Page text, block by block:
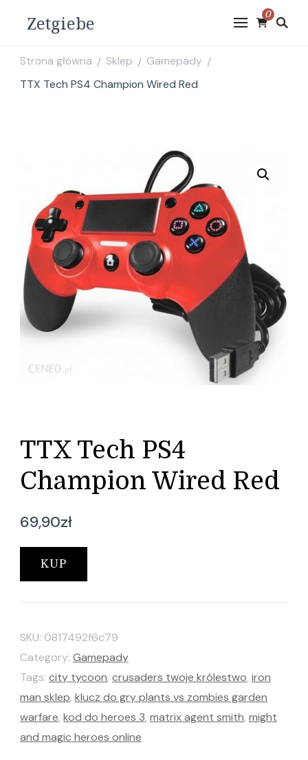
Zetgiebe 0
Strona główna / Sklep / Gamepady /
TTX Tech PS4 Champion Wired Red
TTX Tech PS4
Champion Wired Red
69,90zł
KUP
SKU: 0817492f6c79
Category: Gamepady
Tags: city tycoon, crusaders twoje królestwo, iron
man sklep, klucz do gry plants vs zombies garden
warfare, kod do heroes 3, matrix agent smith, might
and magic heroes online